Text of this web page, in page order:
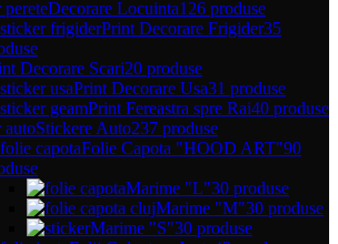
Decorare Locuinta126 produse
Print Decorare Frigider35
Decorare Scari20 produse
Print Decorare Usa31 produse
Print Fereastra spre Rai40 produse
Stickere Auto237 produse
Folie Capota "HOOD ART"90
Marime "L"30 produse
Marime "M"30 produse
Marime "S"30 produse